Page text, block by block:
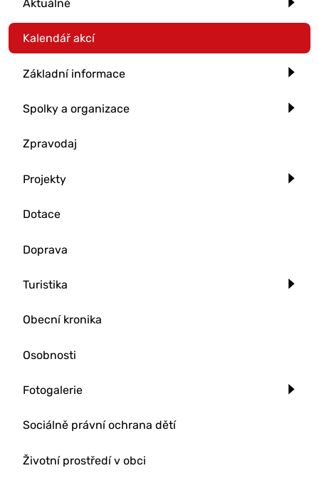
Aktuálně
Kalendář akcí
Základní informace
Spolky a organizace
Zpravodaj
Projekty
Dotace
Doprava
Turistika
Obecní kronika
Osobnosti
Fotogalerie
Sociálně právní ochrana dětí
Životní prostředí v obci